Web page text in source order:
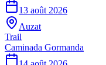
13 août 2026
Auzat
Trail
Caminada Gormanda